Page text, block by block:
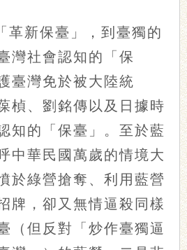
革新保臺」，到臺獨的
灣社會認知的「保
臺灣免於被大陸統
楨、劉銘傳以及日據時
知的「保臺」。至於藍
中華民國萬歲的情境大
於綠營搶奪、利用藍營
牌，卻又無情逼殺同樣
（但反對「炒作臺獨逼